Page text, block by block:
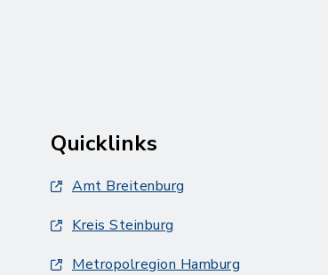
Quicklinks
Amt Breitenburg
Kreis Steinburg
Metropolregion Hamburg